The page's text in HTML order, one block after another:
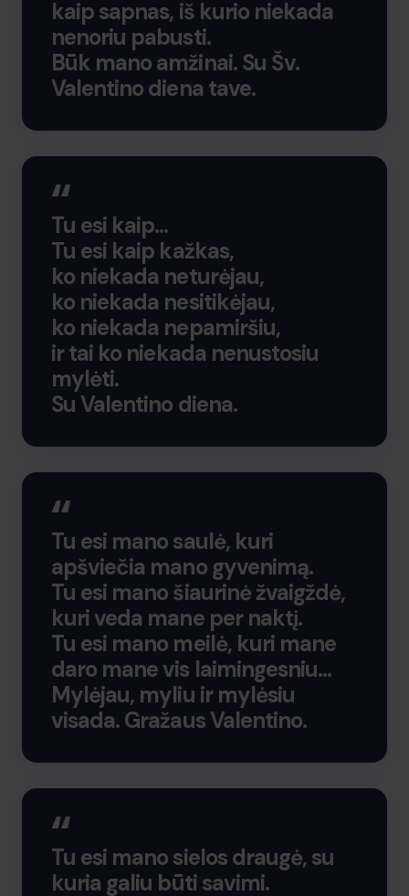
kaip sapnas, iš kurio niekada
nenoriu pabusti.
Būk mano amžinai. Su Šv.
Valentino diena tave.
Tu esi kaip…
Tu esi kaip kažkas,
ko niekada neturėjau,
ko niekada nesitikėjau,
ko niekada nepamiršiu,
ir tai ko niekada nenustosiu
mylėti.
Su Valentino diena.
Tu esi mano saulė, kuri
apšviečia mano gyvenimą.
Tu esi mano šiaurinė žvaigždė,
kuri veda mane per naktį.
Tu esi mano meilė, kuri mane
daro mane vis laimingesniu…
Mylėjau, myliu ir mylėsiu
visada. Gražaus Valentino.
Tu esi mano sielos draugė, su
kuria galiu būti savimi.